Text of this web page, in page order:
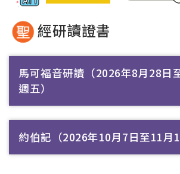
經研讀證書
馬可福音研讀（2026年8月28日
週五）
約伯記（2026年10月7日至11月